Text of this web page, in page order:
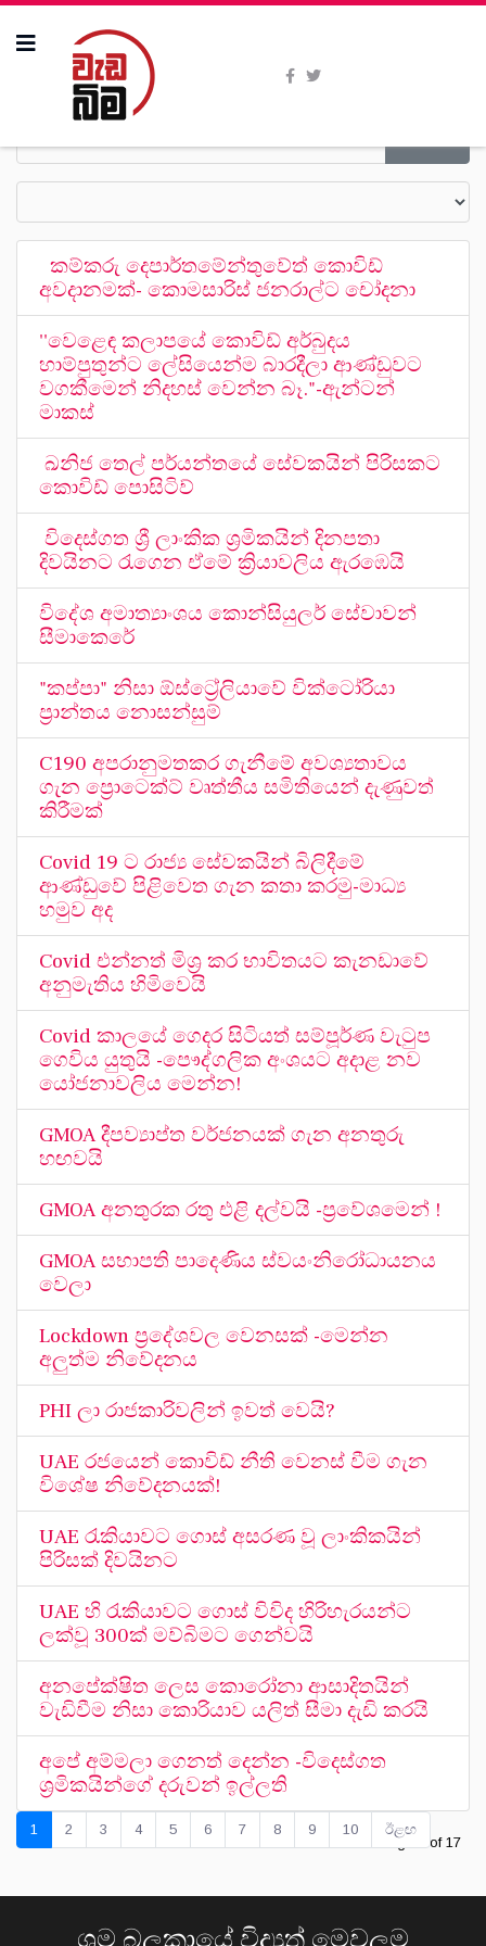
කම්කරු දෙපාර්තමේන්තුවේත් කොවිඩ්
අවදානමක්- කොමසාරිස් ජනරාල්ට චෝදනා
''වෙළෙඳ කලාපයේ කොවිඩ් අර්බුදය
හාම්පුතුන්ට ලේසියෙන්ම බාරදීලා ආණ්ඩුවට
වගකීමෙන් නිදහස් වෙන්න බෑ."-ඇන්ටන්
මාකස්
ඛනිජ තෙල් පර්යන්තයේ සේවකයින් පිරිසකට
කොවිඩ් පොසිටිව්
විදෙස්ගත ශ්‍රී ලාංකික ශ්‍රමිකයින් දිනපතා
දිවයිනට රැගෙන ඒමේ ක්‍රියාවලිය ඇරඹෙයි
විදේශ අමාත්‍යාංශය කොන්සියුලර් සේවාවන්
සීමාකෙරේ
"කප්පා" නිසා ඕස්ට්‍රේලියාවේ වික්ටෝරියා
ප්‍රාන්තය නොසන්සුම්
C190 අපරානුමතකර ගැනීමේ අවශ්‍යතාවය
ගැන ප්‍රොටෙක්ට් වෘත්තීය සමිතියෙන් දැණුවත්
කිරීමක්
Covid 19 ට රාජ්‍ය සේවකයින් බිලිදීමේ
ආණ්ඩුවේ පිළිවෙත ගැන කතා කරමු-මාධ්‍ය
හමුව අද
Covid එන්නත් මිශ්‍ර කර භාවිතයට කැනඩාවේ
අනුමැතිය හිමිවෙයි
Covid කාලයේ ගෙදර සිටියත් සම්පූර්ණ වැටුප
ගෙවිය යුතුයි -පෞද්ගලික අංශයට අදාළ නව
යෝජනාවලිය මෙන්න!
GMOA දීපව්‍යාප්ත වර්ජනයක් ගැන අනතුරු
හඟවයි
GMOA අනතුරක රතු එළි දල්වයි -ප්‍රවේශමෙන් !
GMOA සභාපති පාදෙණිය ස්වයංනිරෝධායනය
වෙලා
Lockdown ප්‍රදේශවල වෙනසක් -මෙන්න
අලුත්ම නිවේදනය
PHI ලා රාජකාරිවලින් ඉවත් වෙයි?
UAE රජයෙන් කොවිඩ් නීති වෙනස් වීම ගැන
විශේෂ නිවේදනයක්!
UAE රැකියාවට ගොස් අසරණ වූ ලාංකිකයින්
පිරිසක් දිවයිනට
UAE හි රැකියාවට ගොස් විවිද හිරිහැරයන්ට
ලක්වූ 300ක් මව්බිමට ගෙන්වයි
අනපේක්ෂිත ලෙස කොරෝනා ආසාදිතයින්
වැඩිවීම නිසා කොරියාව යලිත් සීමා දැඩි කරයි
අපේ අම්මලා ගෙනත් දෙන්න -විදෙස්ගත
ශ්‍රමිකයින්ගේ දරුවන් ඉල්ලති
Page 1 of 17
1 2 3 4 5 6 7 8 9 10 ඊළඟ